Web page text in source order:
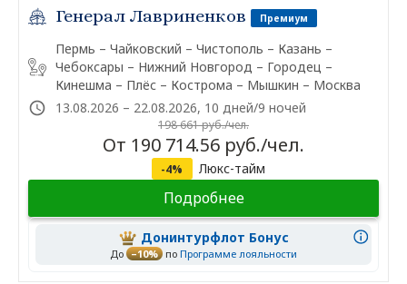
Генерал Лавриненков Премиум
Пермь – Чайковский – Чистополь – Казань –
Чебоксары – Нижний Новгород – Городец –
Кинешма – Плёс – Кострома – Мышкин – Москва
13.08.2026 – 22.08.2026, 10 дней/9 ночей
198 661 руб./чел.
От 190 714.56 руб./чел.
-4% Люкс-тайм
Подробнее
Донинтурфлот Бонус
До –10% по Программе лояльности